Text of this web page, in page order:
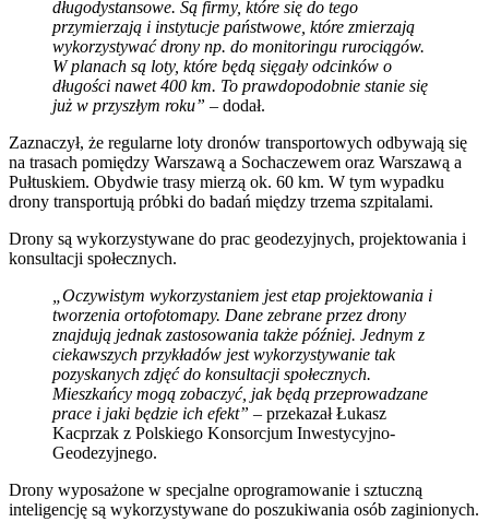
długodystansowe. Są firmy, które się do tego
przymierzają i instytucje państwowe, które zmierzają
wykorzystywać drony np. do monitoringu rurociągów.
W planach są loty, które będą sięgały odcinków o
długości nawet 400 km. To prawdopodobnie stanie się
już w przyszłym roku” – dodał.
Zaznaczył, że regularne loty dronów transportowych odbywają się
na trasach pomiędzy Warszawą a Sochaczewem oraz Warszawą a
Pułtuskiem. Obydwie trasy mierzą ok. 60 km. W tym wypadku
drony transportują próbki do badań między trzema szpitalami.
Drony są wykorzystywane do prac geodezyjnych, projektowania i
konsultacji społecznych.
„Oczywistym wykorzystaniem jest etap projektowania i
tworzenia ortofotomapy. Dane zebrane przez drony
znajdują jednak zastosowania także później. Jednym z
ciekawszych przykładów jest wykorzystywanie tak
pozyskanych zdjęć do konsultacji społecznych.
Mieszkańcy mogą zobaczyć, jak będą przeprowadzane
prace i jaki będzie ich efekt” – przekazał Łukasz
Kacprzak z Polskiego Konsorcjum Inwestycyjno-
Geodezyjnego.
Drony wyposażone w specjalne oprogramowanie i sztuczną
inteligencję są wykorzystywane do poszukiwania osób zaginionych.